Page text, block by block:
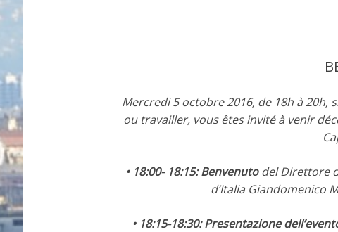
Mercredi 5 octobre 2016, de 18h à 20h,
ou travailler, vous êtes invité à venir
• 18:00- 18:15: Benvenutodel Direttore
d’Italia Giandomenico
• 18:15-18:30: Presentazione